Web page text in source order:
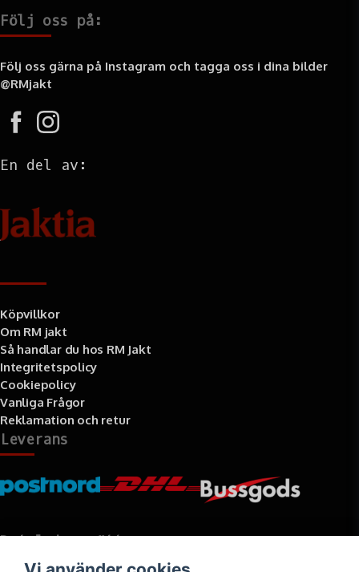
Följ oss på:
Följ oss gärna på Instagram och tagga oss i dina bilder
@RMjakt
En del av:
Köpvillkor
Om RM jakt
Så handlar du hos RM Jakt
Integritetspolicy
Cookiepolicy
Vanliga Frågor
Reklamation och retur
Leverans
Betalningssätt